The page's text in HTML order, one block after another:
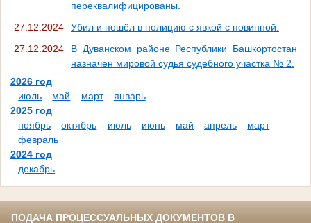
переквалифицированы.
27.12.2024
Убил и пошёл в полицию с явкой с повинной.
27.12.2024
В Дуванском районе Республики Башкортостан
назначен мировой судья судебного участка № 2.
2026 год
июль
май март
январь
2025 год
ноябрь
октябрь июль июнь май апрель
март
февраль
2024 год
декабрь
ПОДАЧА ПРОЦЕССУАЛЬНЫХ ДОКУМЕНТОВ В